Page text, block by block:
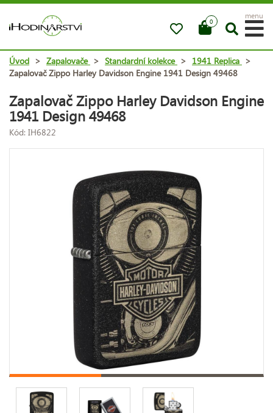
0
menu
Úvod > Zapalovače > Standardní kolekce > 1941 Replica >
Zapalovač Zippo Harley Davidson Engine 1941 Design 49468
Zapalovač Zippo Harley Davidson Engine
1941 Design 49468
Kód: IH6822